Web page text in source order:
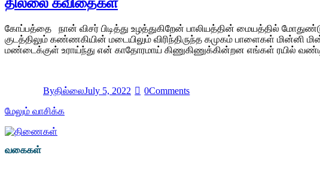
தில்லை கவிதைகள்
கோப்பத்தை நான் விசர் பிடித்து உழத்துகிறேன் பாலியத்தின் மையத்தில்
குடத்திலும் கண்ணகியின் மடையிலும் விரிந்திருந்த கமுகம் பாளைகள் மின்னி
மண்டைக்குள் உராய்ந்து என் காதோரமாய் கிணுகிணுக்கின்றன எங்கள் ரயில்
Byதில்லைJuly 5, 2022 0Comments
மேலும் வாசிக்க
வகைகள்